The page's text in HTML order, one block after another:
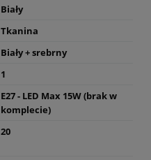
Biały
Tkanina
Biały + srebrny
1
E27 - LED Max 15W (brak w
komplecie)
20